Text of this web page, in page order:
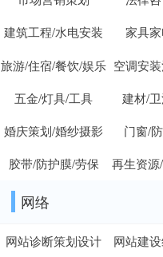
建筑工程/水电安装
家具
旅游/住宿/餐饮/娱乐 空调安
五金/灯具/工具
建材/
婚庆策划/婚纱摄影
门窗/
胶带/防护膜/劳保
再生资
网络
网站诊断策划设计 网站建